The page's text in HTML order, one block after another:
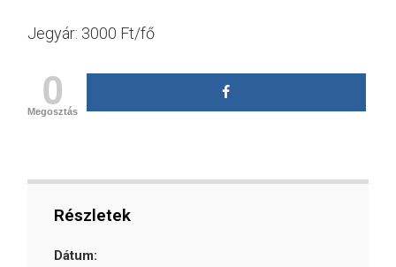
Jegyár: 3000 Ft/fő
0
Megosztás
Részletek
Dátum: